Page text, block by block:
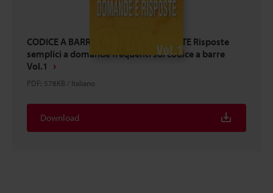
CODICE A BARRE DOMANDE E RISPOSTE Risposte
semplici a domande frequenti sul codice a barre
Vol.1
PDF: 578KB / Italiano
Download